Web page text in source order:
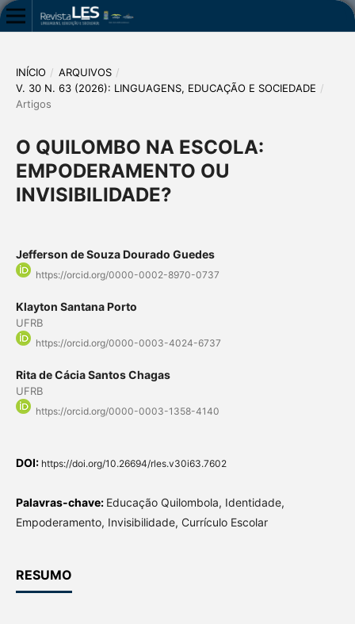
INÍCIO / ARQUIVOS /
V. 30 N. 63 (2026): LINGUAGENS, EDUCAÇÃO E SOCIEDADE /
Artigos
O QUILOMBO NA ESCOLA:
EMPODERAMENTO OU
INVISIBILIDADE?
Jefferson de Souza Dourado Guedes
https://orcid.org/0000-0002-8970-0737
Klayton Santana Porto
UFRB
https://orcid.org/0000-0003-4024-6737
Rita de Cácia Santos Chagas
UFRB
https://orcid.org/0000-0003-1358-4140
DOI: https://doi.org/10.26694/rles.v30i63.7602
Palavras-chave: Educação Quilombola, Identidade,
Empoderamento, Invisibilidade, Currículo Escolar
RESUMO